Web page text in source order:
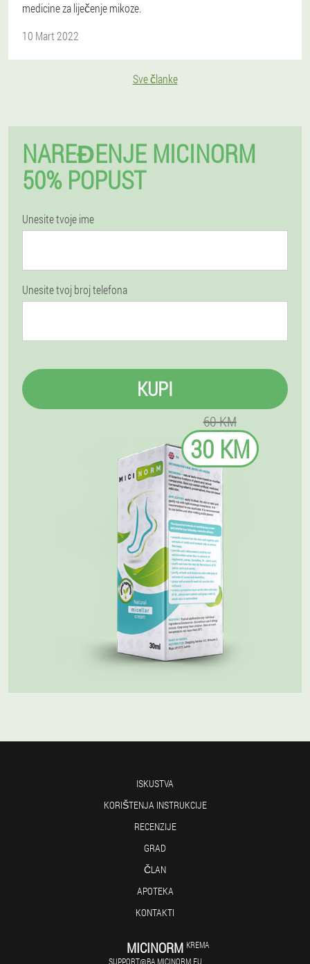
medicine za liječenje mikoze.
10 Mart 2022
Sve članke
NAREĐENJE MICINORM
50% POPUST
Unesite tvoje ime
Unesite tvoj broj telefona
KUPI
60 KM
30 KM
ISKUSTVA
KORIŠTENJA INSTRUKCIJE
RECENZIJE
GRAD
ČLAN
APOTEKA
KONTAKTI
MICINORM KREMA
SUPPORT@BA.MICINORM.EU